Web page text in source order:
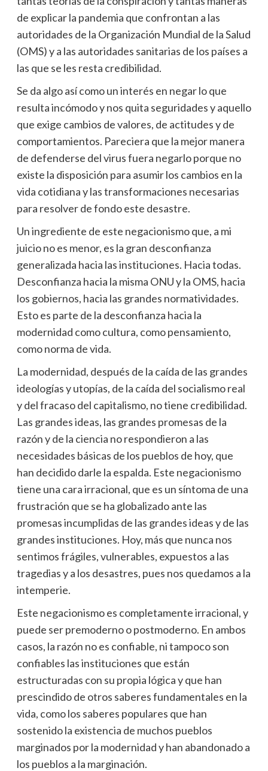
de explicar la pandemia que confrontan a las
autoridades de la Organización Mundial de la Salud
(OMS) y a las autoridades sanitarias de los países a
las que se les resta credibilidad.
Se da algo así como un interés en negar lo que
resulta incómodo y nos quita seguridades y aquello
que exige cambios de valores, de actitudes y de
comportamientos. Pareciera que la mejor manera
de defenderse del virus fuera negarlo porque no
existe la disposición para asumir los cambios en la
vida cotidiana y las transformaciones necesarias
para resolver de fondo este desastre.
Un ingrediente de este negacionismo que, a mi
juicio no es menor, es la gran desconfianza
generalizada hacia las instituciones. Hacia todas.
Desconfianza hacia la misma ONU y la OMS, hacia
los gobiernos, hacia las grandes normatividades.
Esto es parte de la desconfianza hacia la
modernidad como cultura, como pensamiento,
como norma de vida.
La modernidad, después de la caída de las grandes
ideologías y utopías, de la caída del socialismo real
y del fracaso del capitalismo, no tiene credibilidad.
Las grandes ideas, las grandes promesas de la
razón y de la ciencia no respondieron a las
necesidades básicas de los pueblos de hoy, que
han decidido darle la espalda. Este negacionismo
tiene una cara irracional, que es un síntoma de una
frustración que se ha globalizado ante las
promesas incumplidas de las grandes ideas y de las
grandes instituciones. Hoy, más que nunca nos
sentimos frágiles, vulnerables, expuestos a las
tragedias y a los desastres, pues nos quedamos a la
intemperie.
Este negacionismo es completamente irracional, y
puede ser premoderno o postmoderno. En ambos
casos, la razón no es confiable, ni tampoco son
confiables las instituciones que están
estructuradas con su propia lógica y que han
prescindido de otros saberes fundamentales en la
vida, como los saberes populares que han
sostenido la existencia de muchos pueblos
marginados por la modernidad y han abandonado a
los pueblos a la marginación.